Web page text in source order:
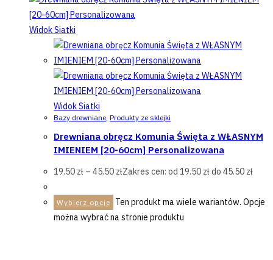
Widok Siatki
Widok Siatki
Bazy drewniane, Produkty ze sklejki
Drewniana obręcz Komunia Święta z WŁASNYM
IMIENIEM [20-60cm] Personalizowana
19.50 zł – 45.50 złZakres cen: od 19.50 zł do 45.50 zł
Wybierz opcje
Ten produkt ma wiele wariantów. Opcje
można wybrać na stronie produktu